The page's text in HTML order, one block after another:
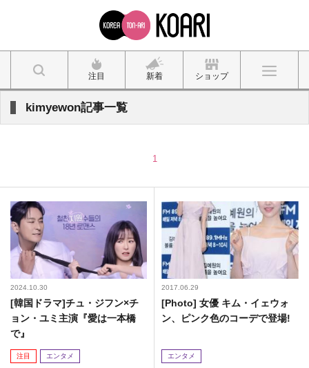
注目 新着 ショップ
kimyewon記事一覧
1
2024.10.30
[韓国ドラマ]チュ・ジフン×チ
ョン・ユミ主演『愛は一本橋
で』
注目 エンタメ
2017.06.29
[Photo] 女優 キム・イェウォ
ン、ピンク色のコーデで登場!
エンタメ